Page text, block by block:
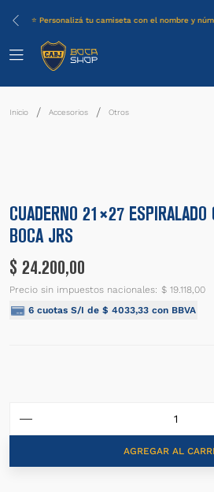
⭐ Personalizá tu camiseta con el nombre y
Accesorios Otros
CUADERNO 21×27 ESPIRALADO
BOCA JRS
$ 24.200,00
Precio sin impuestos nacionales: $ 19.118,00
6 cuotas S/I de$ 4033,33 con BBVA
AGREGAR AL